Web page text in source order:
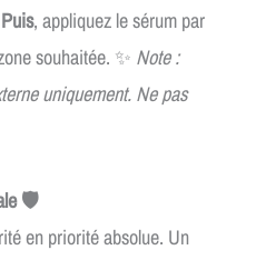
Puis, appliquez le sérum par
souhaitée. ✨ Note :
uniquement. Ne pas
🛡️
en priorité absolue. Un